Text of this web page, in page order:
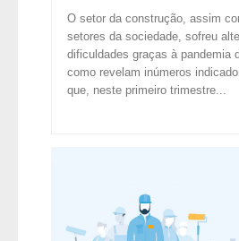
O setor da construção, assim
setores da sociedade, sofreu
dificuldades graças à pandemia
como revelam inúmeros
que, neste primeiro trimestre...